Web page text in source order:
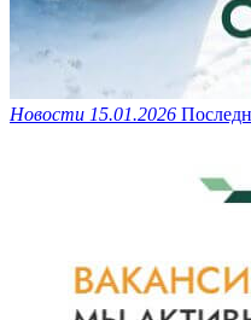
Новости 15.01.2026